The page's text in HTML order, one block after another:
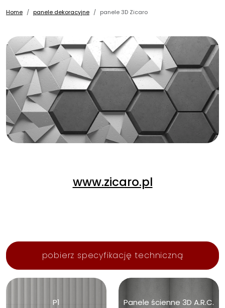
Home panele dekoracyjne panele 3D Zicaro
www.zicaro.pl
pobierz specyfikację techniczną
P1 Panele ścienne 3D A.R.C.